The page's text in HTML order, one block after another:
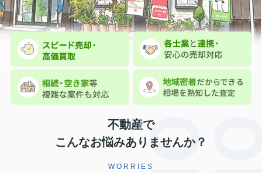
不動産で
こんなお悩みありませんか？
WORRIES